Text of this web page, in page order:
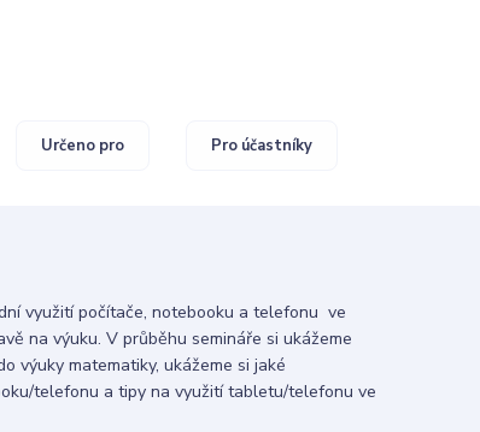
Určeno pro Pro účastníky
využití počítače, notebooku a telefonu ve
na výuku. V průběhu semináře si ukážeme
výuky matematiky, ukážeme si jaké
telefonu a tipy na využití tabletu/telefonu ve